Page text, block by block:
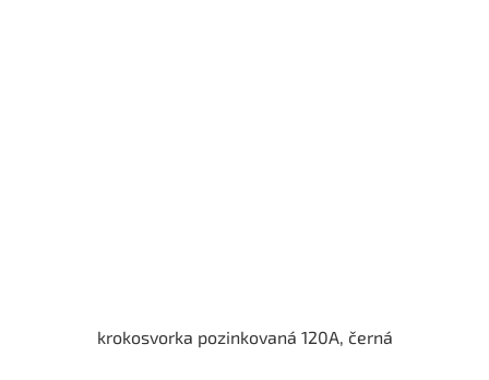
krokosvorka pozinkovaná 120A, černá